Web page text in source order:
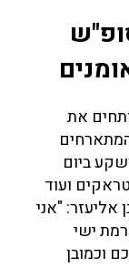
את
ביום
ועוד
"אני
ישי
וכמובן